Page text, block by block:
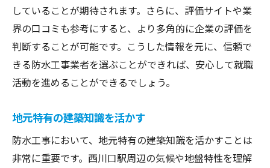
していることが期待されます。さらに、評価サイトや業
界の口コミも参考にすると、より多角的に企業の評価を
判断することが可能です。こうした情報を元に、信頼で
きる防水工事業者を選ぶことができれば、安心して就職
活動を進めることができるでしょう。
地元特有の建築知識を活かす
防水工事において、地元特有の建築知識を活かすことは
非常に重要です。西川口駅周辺の気候や地盤特性を理解